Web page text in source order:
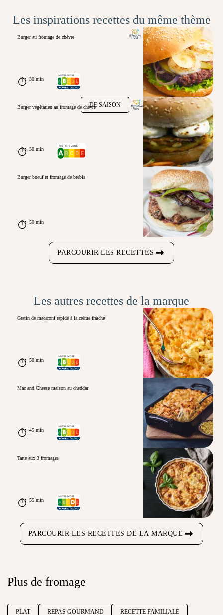
Les inspirations recettes du même thème
Burger au fromage de chèvre
30 min
DE SAISON
Burger végétarien au fromage de chèvre
30 min
Burger boeuf et fromage de brebis
50 min
PARCOURIR LES RECETTES
Les autres recettes de la marque
Gratin de macaroni rapide à la crème fraîche
50 min
Mac and Cheese maison au cheddar
45 min
Tarte aux 3 fromages
55 min
PARCOURIR LES RECETTES DE LA MARQUE
Plus de fromage
PLAT REPAS GOURMAND RECETTE FAMILIALE